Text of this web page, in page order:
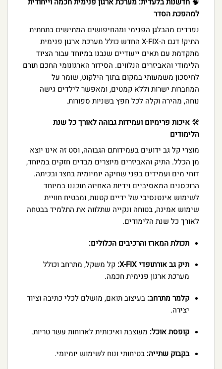
למהפכת הסדר
נפרדים מהבלגן הפנימי ומהחיפושים המתישים בתחתית
התיק! דגם ה-X-FIX החדש כולל מערכת ארגון פנימית
מתקדמת עם תאים ייעודיים שנבנו במיוחד עבור הציוד
הלימודי והאביזרים הנלווים. הסידור הארגונומי החכם תורם
לחיסכון משמעותי במקום בתוך הילקוט, שומר על
המחברות ישרות וללא קמטים, ומאפשר לילדים גישה
נוחה, מהירה וקלה לכל חפץ בשניות ספורות.
🛠️איכות פרימיום ועמידות גבוהה לאורך כל שנת
הלימודים
מוצרי קל גב ידועים בעמידותם הגבוהה, וסט זה אינו יוצא
מן הכלל. התיק והאביזרים מיוצרים מבדים חזקים במיוחד,
דוחי מים ועמידים בפני שחיקה יומיומית בחצר ובכיתה.
הרוכסנים המאסיביים וידיות האחיזה תוכננו במיוחד
לשימוש אינטנסיבי של ידיים קטנות, ומבטיח חוויית
שימוש אמינה, בטוחה ונקייה שתלווה את התלמיד בבטחה
לאורך כל שנת הלימודים.
תכולת המארז והרכיבים הכלולים:
תיק גב אורתופדי X-FIX:
קל משקל, מתרחב וכולל
מערכת ארגון פנימית חכמה.
קלמר מתרחב: בעיצוב תואם, מושלם לכלי כתיבה וציוד
יצירה.
קופסת אוכל: מעוצבת ואיכותית לארוחות עשר טריות.
בקבוק שתייה: בטיחותי ונוח לשימוש יומיומי.